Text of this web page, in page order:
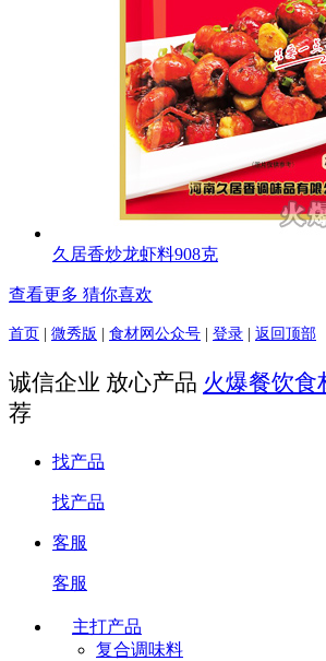
久居香炒龙虾料908克
查看更多 猜你喜欢
首页 微秀版 食材网公众号 登录 返回顶部
诚信企业 放心产品 火爆餐饮食
荐
找产品
找产品
客服
客服
主打产品
复合调味料